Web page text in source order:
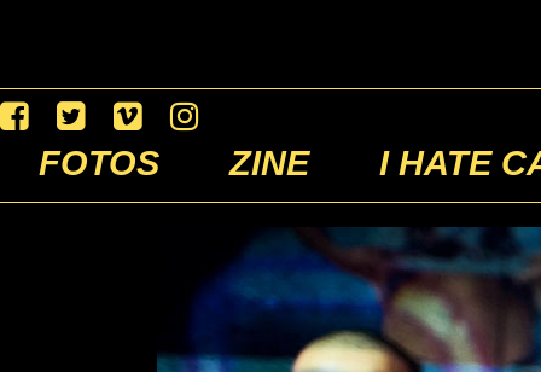
FOTOS ZINE I HATE